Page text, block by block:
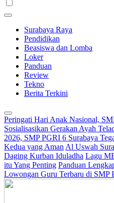
Surabaya Raya
Pendidikan
Beasiswa dan Lomba
Loker
Panduan
Review
Tekno
Berita Terkini
Peringati Hari Anak Nasional,
Sosialisasikan Gerakan Ayah
2026, SMP PGRI 6 Surabaya
Kedua yang Aman Al Uswah
Daging Kurban Iduladha Lagu
itu Yang Penting Panduan
Lowongan Guru Terbaru di SMP